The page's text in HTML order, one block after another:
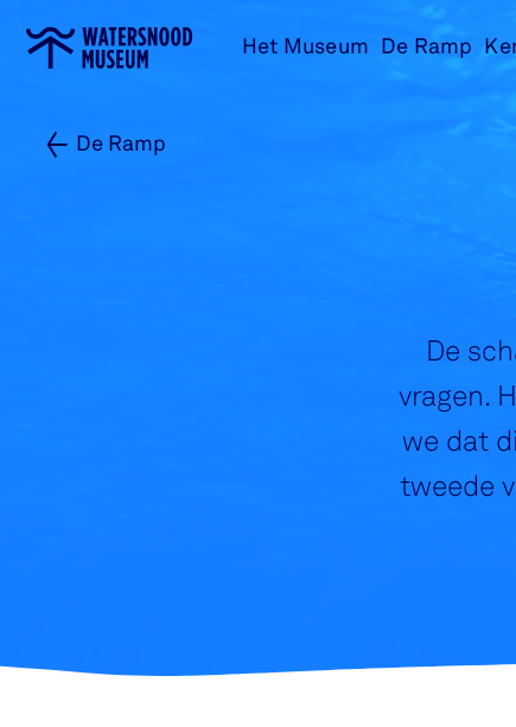
Ga
naar
Het Museum De Ramp
De Ramp
De
vragen.
we dat
tweede